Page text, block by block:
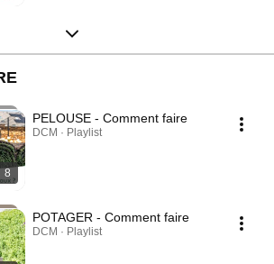
8
PELOUSE - Comment faire
DCM · Playlist
POTAGER - Comment faire
DCM · Playlist